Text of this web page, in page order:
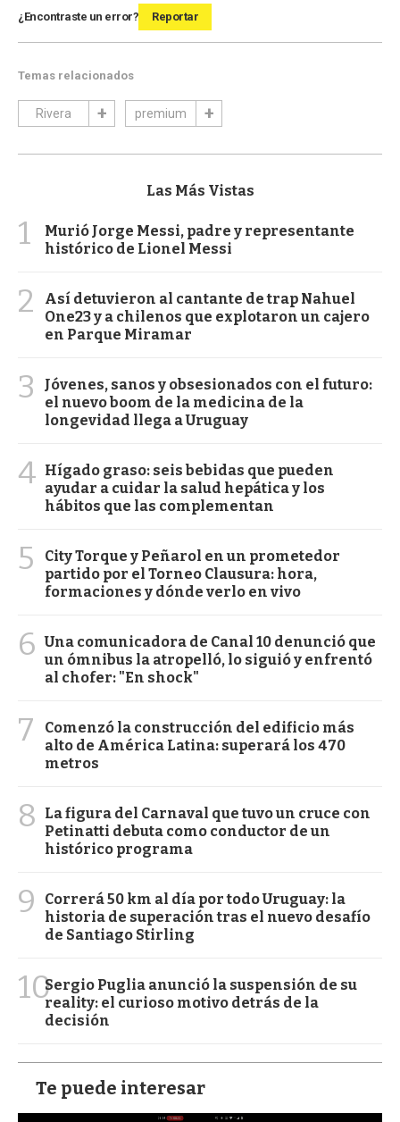
¿Encontraste un error? Reportar
Temas relacionados
Rivera premium
Las Más Vistas
1
Murió Jorge Messi, padre y representante
histórico de Lionel Messi
2
Así detuvieron al cantante de trap Nahuel
One23 y a chilenos que explotaron un cajero
en Parque Miramar
3
Jóvenes, sanos y obsesionados con el futuro:
el nuevo boom de la medicina de la
longevidad llega a Uruguay
4 Hígado graso: seis bebidas que pueden
ayudar a cuidar la salud hepática y los
hábitos que las complementan
5
City Torque y Peñarol en un prometedor
partido por el Torneo Clausura: hora,
formaciones y dónde verlo en vivo
6 Una comunicadora de Canal 10 denunció que
un ómnibus la atropelló, lo siguió y enfrentó
al chofer: "En shock"
7
Comenzó la construcción del edificio más
alto de América Latina: superará los 470
metros
8
La figura del Carnaval que tuvo un cruce con
Petinatti debuta como conductor de un
histórico programa
9
Correrá 50 km al día por todo Uruguay: la
historia de superación tras el nuevo desafío
de Santiago Stirling
10Sergio Puglia anunció la suspensión de su
reality: el curioso motivo detrás de la
decisión
Te puede interesar